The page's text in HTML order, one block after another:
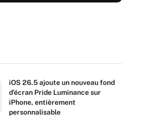
iOS 26.5 ajoute un nouveau fond
d’écran Pride Luminance sur
iPhone, entièrement
personnalisable